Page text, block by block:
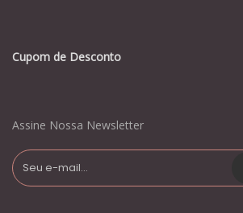
Cupom de Desconto
Assine Nossa Newsletter